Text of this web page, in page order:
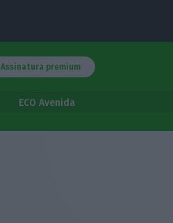
Assinatura premium
ECO Avenida